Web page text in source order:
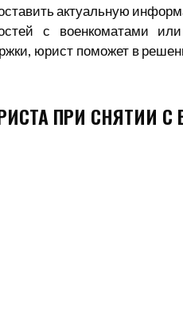
актуальную
с военкоматами
юрист поможет в
ПРИ СНЯТИИ С